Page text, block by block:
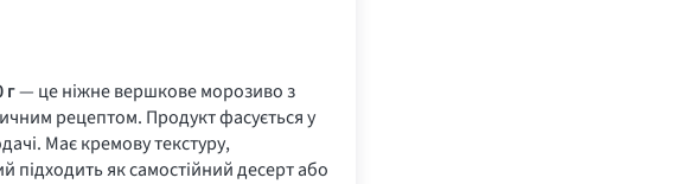
г— це ніжне вершкове морозиво з
рецептом. Продукт фасується у
Має кремову текстуру,
підходить як самостійний десерт або